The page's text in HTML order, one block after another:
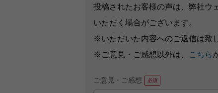
投稿されたお客様の声は、弊社ウ
いただく場合がございます。
※いただいた内容へのご返信は致
※ご意見・ご感想以外は、
こちら
ご意見・ご感想